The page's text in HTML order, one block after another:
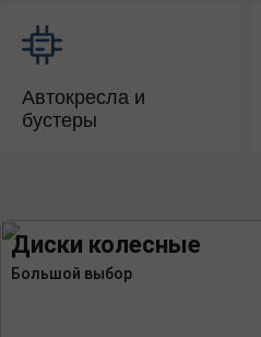
Автокресла и
бустеры
Диски колесные
Большой выбор